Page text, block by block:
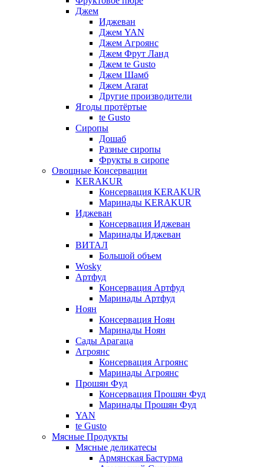
Джем
Иджеван
Джем YAN
Джем Агроянс
Джем Фрут Ланд
Джем te Gusto
Джем Шамб
Джем Ararat
Другие производители
Ягоды протёртые
te Gusto
Сиропы
Дошаб
Разные сиропы
Фрукты в сиропе
Овощные Консервации
KERAKUR
Консервация KERAKUR
Маринады KERAKUR
Иджеван
Консервация Иджеван
Маринады Иджеван
ВИТАЛ
Большой объем
Wosky
Артфуд
Консервация Артфуд
Маринады Артфуд
Ноян
Консервация Ноян
Маринады Ноян
Сады Арагаца
Агроянс
Консервация Агроянс
Маринады Агроянс
Прошян Фуд
Консервация Прошян Фуд
Маринады Прошян Фуд
YAN
te Gusto
Мясные Продукты
Мясные деликатесы
Армянская Бастурма